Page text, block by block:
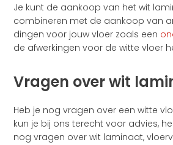
Je kunt de aankoop van het wit
combineren met de aankoop van
dingen voor jouw vloer zoals een
de afwerkingen voor de witte vloer
Vragen over wit
Heb je nog vragen over een witte
kun je bij ons terecht voor advies,
nog vragen over wit laminaat,